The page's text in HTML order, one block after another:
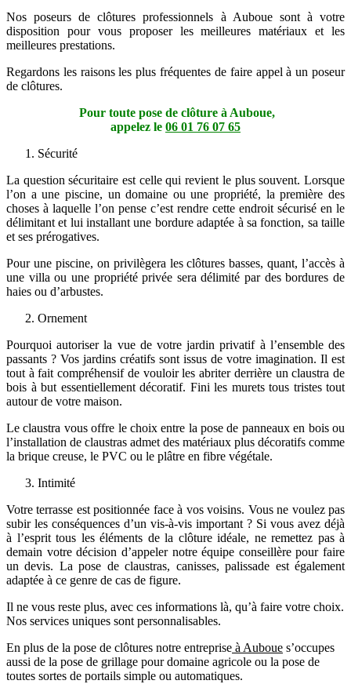
Nos poseurs de clôtures professionnels à Auboue sont à votre
disposition pour vous proposer les meilleures matériaux et les
meilleures prestations.
Regardons les raisons les plus fréquentes de faire appel à un poseur
de clôtures.
Pour toute pose de clôture à Auboue,
appelez le 06 01 76 07 65
Sécurité
La question sécuritaire est celle qui revient le plus souvent. Lorsque
l’on a une piscine, un domaine ou une propriété, la première des
choses à laquelle l’on pense c’est rendre cette endroit sécurisé en le
délimitant et lui installant une bordure adaptée à sa fonction, sa taille
et ses prérogatives.
Pour une piscine, on privilègera les clôtures basses, quant, l’accès à
une villa ou une propriété privée sera délimité par des bordures de
haies ou d’arbustes.
Ornement
Pourquoi autoriser la vue de votre jardin privatif à l’ensemble des
passants ? Vos jardins créatifs sont issus de votre imagination. Il est
tout à fait compréhensif de vouloir les abriter derrière un claustra de
bois à but essentiellement décoratif. Fini les murets tous tristes tout
autour de votre maison.
Le claustra vous offre le choix entre la pose de panneaux en bois ou
l’installation de claustras admet des matériaux plus décoratifs comme
la brique creuse, le PVC ou le plâtre en fibre végétale.
Intimité
Votre terrasse est positionnée face à vos voisins. Vous ne voulez pas
subir les conséquences d’un vis-à-vis important ? Si vous avez déjà
à l’esprit tous les éléments de la clôture idéale, ne remettez pas à
demain votre décision d’appeler notre équipe conseillère pour faire
un devis. La pose de claustras, canisses, palissade est également
adaptée à ce genre de cas de figure.
Il ne vous reste plus, avec ces informations là, qu’à faire votre choix.
Nos services uniques sont personnalisables.
En plus de la pose de clôtures notre entreprise à Auboue s’occupes
aussi de la pose de grillage pour domaine agricole ou la pose de
toutes sortes de portails simple ou automatiques.